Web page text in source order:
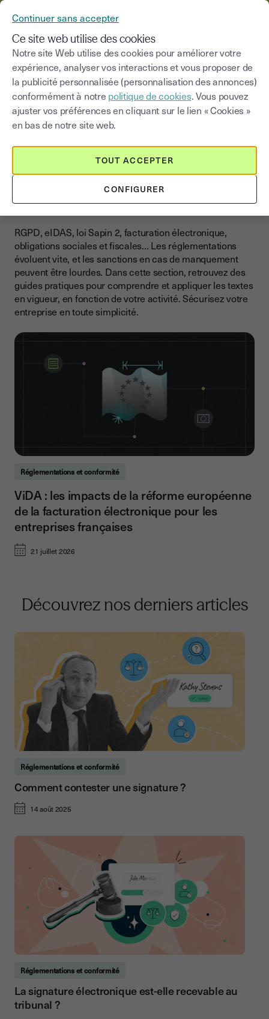
Blog|Actualités et
réglementations
>Réglementations et
conformité
Choisir une catégorie Saisissez un terme
Réglementations et conformité
Comprendre les
réglementations pour rester
conforme
RGPD, eIDAS, loi Sapin 2, facturation électronique,
obligations sociales et fiscales… Les réglementations
évoluent vite, et les sanctions en cas de manquement
peuvent être lourdes. Dans cette section, retrouvez des
guides pratiques pour comprendre et appliquer les textes
en vigueur, en fonction de votre activité. Sécurisez votre
entreprise en toute simplicité.
Réglementations et conformité
21 juillet 2026
ViDA : les impacts de la réforme européenne
de la facturation électronique pour les
entreprises françaises
Découvrez nos derniers articles
Réglementations et conformité
Comment contester une signature ?
14 août 2025
Réglementations et conformité
La signature électronique est-elle recevable au
tribunal ?
Continuer sans accepter
Ce site web utilise des cookies
Notre site Web utilise des cookies pour améliorer votre
expérience, analyser vos interactions et vous proposer de
la publicité personnalisée (personnalisation des annonces)
conformément à notre politique de cookies. Vous pouvez
ajuster vos préférences en cliquant sur le lien « Cookies »
en bas de notre site web.
CONFIGURER
TOUT ACCEPTER